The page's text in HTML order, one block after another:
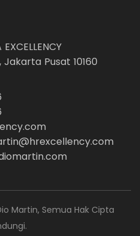
Pusat 10160
Martin, Semua Hak Cipta